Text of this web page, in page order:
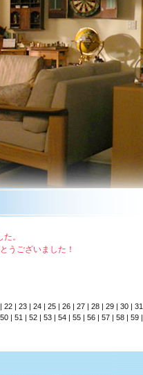
。
うございました！
| 22 | 23 | 24 | 25 | 26 | 27 | 28 | 29 | 30 | 31
50 | 51 | 52 | 53 | 54 | 55 | 56 | 57 | 58 | 59 |